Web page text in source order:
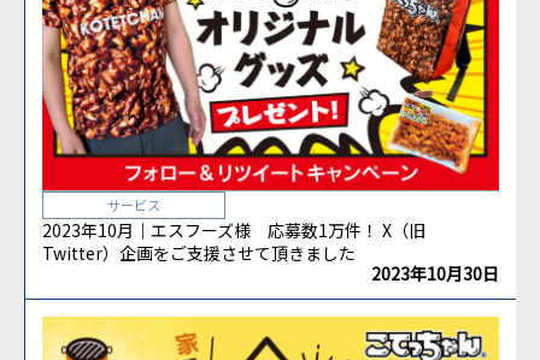
サービス
2023年10月｜エスフーズ様 応募数1万件！ X（旧
Twitter）企画をご支援させて頂きました
2023年10月30日